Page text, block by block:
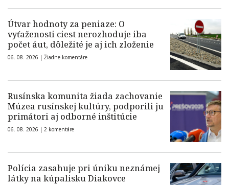
Útvar hodnoty za peniaze: O
vyťaženosti ciest nerozhoduje iba
počet áut, dôležité je aj ich zloženie
06. 08. 2026 | Žiadne komentáre
Rusínska komunita žiada zachovanie
Múzea rusínskej kultúry, podporili ju
primátori aj odborné inštitúcie
06. 08. 2026 | 2 komentáre
Polícia zasahuje pri úniku neznámej
látky na kúpalisku Diakovce